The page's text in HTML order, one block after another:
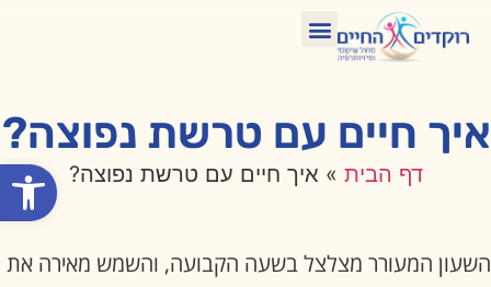
איך חיים עם טרשת נפוצה?
דף הבית » איך חיים עם טרשת נפוצה?
השעון המעורר מצלצל בשעה הקבועה, והשמש מאירה את
פתח